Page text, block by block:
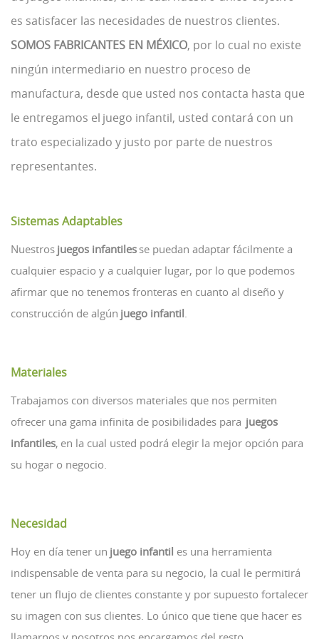
es satisfacer las necesidades de nuestros clientes.
SOMOS FABRICANTES EN MÉXICO, por lo cual no existe
ningún intermediario en nuestro proceso de
manufactura, desde que usted nos contacta hasta que
le entregamos el juego infantil, usted contará con un
trato especializado y justo por parte de nuestros
representantes.
Sistemas Adaptables
Nuestros juegos infantiles se puedan adaptar fácilmente a
cualquier espacio y a cualquier lugar, por lo que podemos
afirmar que no tenemos fronteras en cuanto al diseño y
construcción de algún juego infantil.
Materiales
Trabajamos con diversos materiales que nos permiten
ofrecer una gama infinita de posibilidades para juegos
infantiles, en la cual usted podrá elegir la mejor opción para
su hogar o negocio.
Necesidad
Hoy en día tener un juego infantil es una herramienta
indispensable de venta para su negocio, la cual le permitirá
tener un flujo de clientes constante y por supuesto fortalecer
su imagen con sus clientes. Lo único que tiene que hacer es